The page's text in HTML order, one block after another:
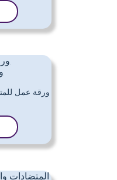
المتضادات